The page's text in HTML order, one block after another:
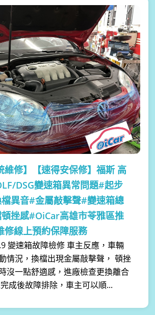
維修】
【速得安保修】福斯 高
DSG變速箱異常問題#起步
異音#金屬敲擊聲#變速箱總
挫感#OiCar高雄市苓雅區推
修線上預約保障服務
變速箱故障檢修 車主反應，車輛
情況，換檔出現金屬敲擊聲， 頓挫
沒一點舒適感，進廠檢查更換離合
成後故障排除，車主可以順...